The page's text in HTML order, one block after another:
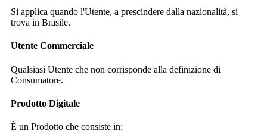
Si applica quando l'Utente, a prescindere dalla nazionalità, si
trova in Brasile.
Utente Commerciale
Qualsiasi Utente che non corrisponde alla definizione di
Consumatore.
Prodotto Digitale
È un Prodotto che consiste in: